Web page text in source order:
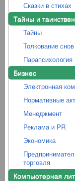
Сказки в стихах
Тайны и
Тайны
Толкование снов
Парапсихология
Бизнес
Электронная
Нормативные
Менеджмент
Реклама и PR
Экономика
торговля
Компьютерная